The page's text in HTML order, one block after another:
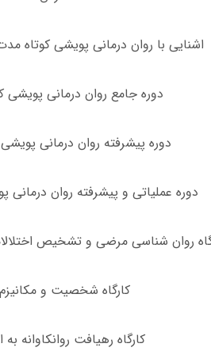
اشنایی با روان درمانی پویشی کوتاه
دوره جامع روان درمانی
دوره پیشرفته روان درمانی
دوره عملیاتی و پیشرفته روان
روان شناسی مرضی و تشخیص
کارگاه شخصیت و
کارگاه رهیافت روانکاوانه